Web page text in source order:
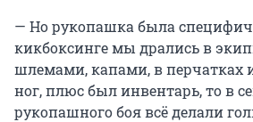
— Но рукопашка была
кикбоксинге мы дрались в
шлемами, капами, в перчатках
ног, плюс был инвентарь, то в
рукопашного боя всё делали